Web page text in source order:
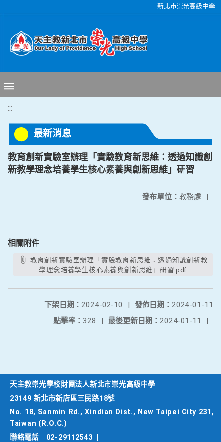
新北市崇光高級中學
:::
最新消息
教育創新實驗室辦理「實驗教育新思維：透過知識創
新教學理念培養學生核心素養與創新思維」研習
發布單位： 教務處 |
相關附件
教育創新實驗室辦理「實驗教育新思維：透過知識創新教
學理念培養學生核心素養與創新思維」研習.pdf
發佈日期： 2024-01-11
下架日期： 2024-02-10
|
最後更新日期： 2024-01-11 |
點擊率： 328 |
天主教崇光學校財團法人新北市崇光高級中學
23149 新北市新店區三民路18號
No. 18, Sanmin Rd., Xindian Dist., New Taipei City 231,
Taiwan (R.O.C.)
聯絡電話
02-29112543